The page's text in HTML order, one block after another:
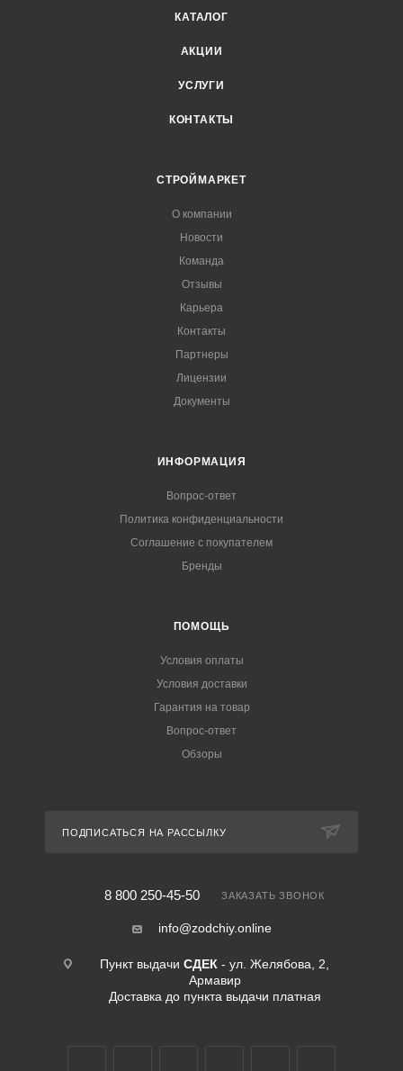
КАТАЛОГ
АКЦИИ
УСЛУГИ
КОНТАКТЫ
СТРОЙМАРКЕТ
О компании
Новости
Команда
Отзывы
Карьера
Контакты
Партнеры
Лицензии
Документы
ИНФОРМАЦИЯ
Вопрос-ответ
Политика конфиденциальности
Соглашение с покупателем
Бренды
ПОМОЩЬ
Условия оплаты
Условия доставки
Гарантия на товар
Вопрос-ответ
Обзоры
ПОДПИСАТЬСЯ НА РАССЫЛКУ
8 800 250-45-50 ЗАКАЗАТЬ ЗВОНОК
info@zodchiy.online
Пункт выдачи СДЕК - ул. Желябова, 2,
Армавир
Доставка до пункта выдачи платная